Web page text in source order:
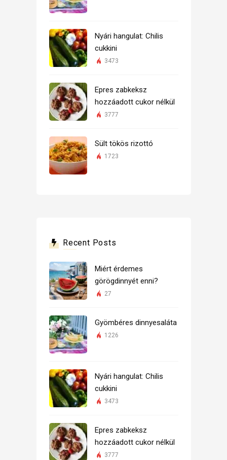
Nyári hangulat: Chilis
cukkini
3473
Epres zabkeksz
hozzáadott cukor nélkül
3777
Sült tökös rizottó
1723
Recent Posts
Miért érdemes
görögdinnyét enni?
27
Gyömbéres dinnyesaláta
1226
Nyári hangulat: Chilis
cukkini
3473
Epres zabkeksz
hozzáadott cukor nélkül
3777